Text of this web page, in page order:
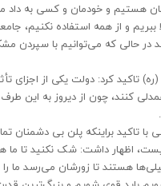
هستیم و خودمان و کسی به داد
ببریم و از همه استفاده نکنیم،
در حالی که می‌توانیم با سپردن
تاکید کرد: دولت یکی از اجزای
کنند، چون از دیروز به این
تاکید براینکه پلن بی دشمنان
اظهار داشت: شک نکنید تا ما
هستند تا زورشان می‌رسد ما را